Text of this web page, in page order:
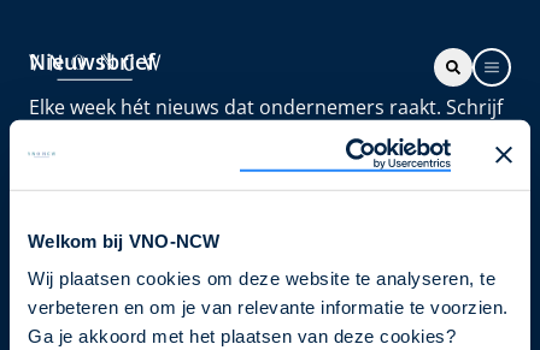
Welkom bij VNO-NCW
Wij plaatsen cookies om deze website te analyseren, te
verbeteren en om je van relevante informatie te voorzien.
Ga je akkoord met het plaatsen van deze cookies?
Nieuwsbrief
Elke week hét nieuws dat ondernemers raakt. Schrijf
je nu in voor de VNO-NCW nieuwsbrief.
Schrijf je in
Direct naar
Ons verhaal